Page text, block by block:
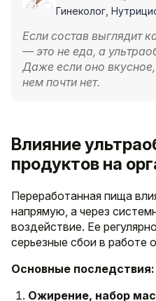
Гинеколог,
Если состав выглядит
— это не еда, а
Даже если оно вкусное,
нем почти нет.
Влияние
продуктов на
Переработанная пища
напрямую, а через
воздействие. Ее
серьезные сбои в работе
Основные последствия:
Ожирение, набор